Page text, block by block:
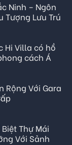
Ninh – Ngôn
Tượng Lưu Trú
Hi Villa có hồ
cách Á
Rộng Với Gara
Thự Mái
Với Sảnh